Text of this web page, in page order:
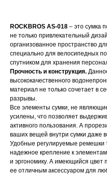
ROCKBROS AS-018 – это сумка
не только привлекательный
организованное пространство
специально для велосипедных
спутником для хранения
Прочность и конструкция.
высококачественного
материал не только сочетает в
разрывы.
Все элементы сумки, не
усилены, что позволяет
активного пользования. А
ваших вещей внутри сумки даже
Удобные регулируемые ремешки
надежное крепление к
и эргономику. А имеющийся цвет
ее отличным аксессуаром для